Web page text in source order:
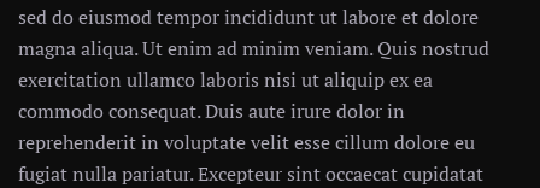
sed do eiusmod tempor incididunt ut labore et dolore
magna aliqua. Ut enim ad minim veniam. Quis nostrud
exercitation ullamco laboris nisi ut aliquip ex ea
commodo consequat. Duis aute irure dolor in
reprehenderit in voluptate velit esse cillum dolore eu
fugiat nulla pariatur. Excepteur sint occaecat cupidatat